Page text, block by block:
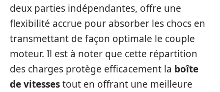
deux parties indépendantes, offre une
flexibilité accrue pour absorber les chocs en
transmettant de façon optimale le couple
moteur. Il est à noter que cette répartition
des charges protège efficacement la boîte
de vitessestout en offrant une meilleure